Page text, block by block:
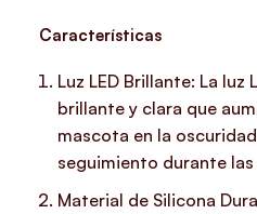
Características
Luz LED Brillante: La luz
brillante y clara que
mascota en la
seguimiento durante
Material de Silicona